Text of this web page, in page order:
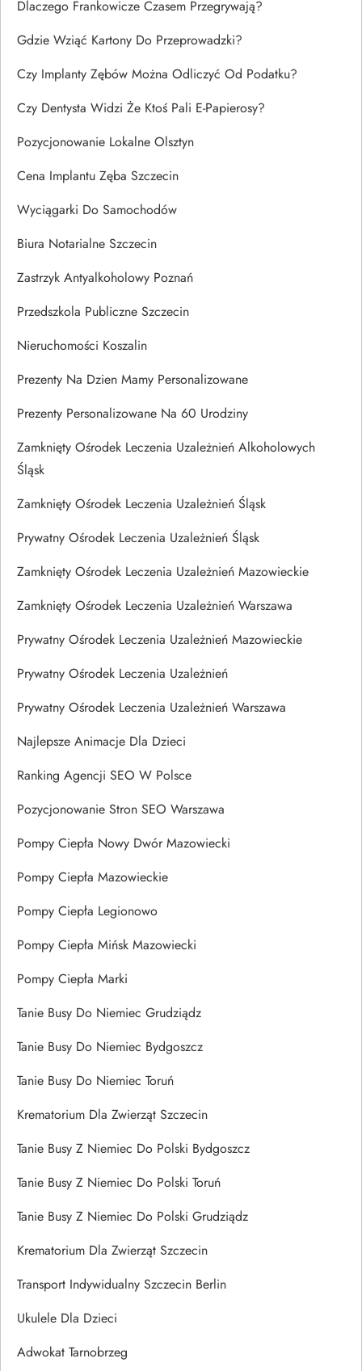
Dlaczego Frankowicze Czasem Przegrywają?
Gdzie Wziąć Kartony Do Przeprowadzki?
Czy Implanty Zębów Można Odliczyć Od Podatku?
Czy Dentysta Widzi Że Ktoś Pali E-Papierosy?
Pozycjonowanie Lokalne Olsztyn
Cena Implantu Zęba Szczecin
Wyciągarki Do Samochodów
Biura Notarialne Szczecin
Zastrzyk Antyalkoholowy Poznań
Przedszkola Publiczne Szczecin
Nieruchomości Koszalin
Prezenty Na Dzien Mamy Personalizowane
Prezenty Personalizowane Na 60 Urodziny
Zamknięty Ośrodek Leczenia Uzależnień Alkoholowych
Śląsk
Zamknięty Ośrodek Leczenia Uzależnień Śląsk
Prywatny Ośrodek Leczenia Uzależnień Śląsk
Zamknięty Ośrodek Leczenia Uzależnień Mazowieckie
Zamknięty Ośrodek Leczenia Uzależnień Warszawa
Prywatny Ośrodek Leczenia Uzależnień Mazowieckie
Prywatny Ośrodek Leczenia Uzależnień
Prywatny Ośrodek Leczenia Uzależnień Warszawa
Najlepsze Animacje Dla Dzieci
Ranking Agencji SEO W Polsce
Pozycjonowanie Stron SEO Warszawa
Pompy Ciepła Nowy Dwór Mazowiecki
Pompy Ciepła Mazowieckie
Pompy Ciepła Legionowo
Pompy Ciepła Mińsk Mazowiecki
Pompy Ciepła Marki
Tanie Busy Do Niemiec Grudziądz
Tanie Busy Do Niemiec Bydgoszcz
Tanie Busy Do Niemiec Toruń
Krematorium Dla Zwierząt Szczecin
Tanie Busy Z Niemiec Do Polski Bydgoszcz
Tanie Busy Z Niemiec Do Polski Toruń
Tanie Busy Z Niemiec Do Polski Grudziądz
Krematorium Dla Zwierząt Szczecin
Transport Indywidualny Szczecin Berlin
Ukulele Dla Dzieci
Adwokat Tarnobrzeg